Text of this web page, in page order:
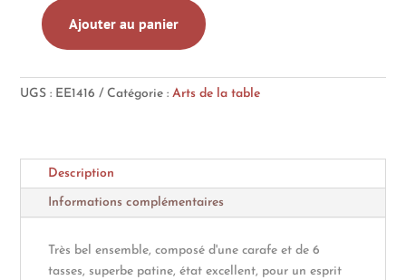
quantité
Service
à
terre
vernissée
Ajouter au panier
UGS : EE1416 Catégorie :Arts de la table
Description
Informations complémentaires
Très bel ensemble, composé d'une carafe et de 6
tasses, superbe patine, état excellent, pour un esprit